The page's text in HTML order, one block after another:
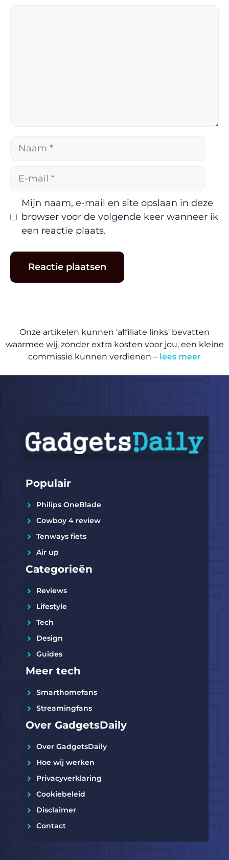
Naam
Mijn naam, e-mail en site opslaan in deze
browser voor de volgende keer wanneer ik
een reactie plaats.
Onze artikelen kunnen ‘affiliate links’ bevatten
waarmee wij, zonder extra kosten voor jou, een kleine
commissie kunnen verdienen – lees meer
Populair
Philips OneBlade
Cowboy 4 review
Tenways fiets
Air up
Categorieën
Reviews
Lifestyle
Tech
Design
Guides
Meer tech
Smarthomefans
Streamingfans
Over GadgetsDaily
Over GadgetsDaily
Hoe wij werken
Privacyverklaring
Cookiebeleid
Disclaimer
Contact